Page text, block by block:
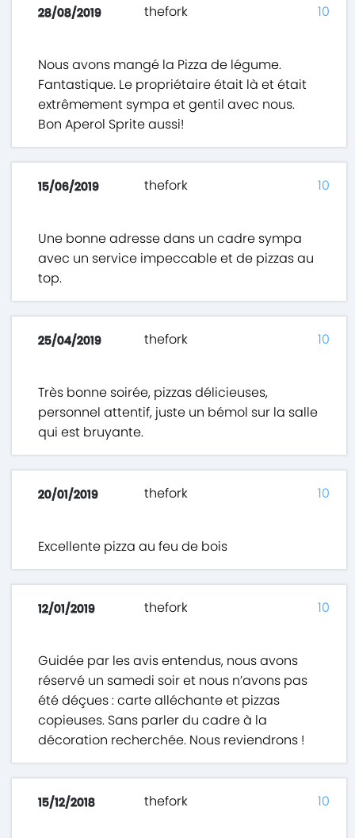
28/08/2019 thefork
Nous avons mangé la Pizza de légume.
Fantastique. Le propriétaire était là et était
extrêmement sympa et gentil avec nous.
Bon Aperol Sprite aussi!
10
15/06/2019 thefork
Une bonne adresse dans un cadre sympa
avec un service impeccable et de pizzas au
top.
10
25/04/2019 thefork
Très bonne soirée, pizzas délicieuses,
personnel attentif, juste un bémol sur la salle
qui est bruyante.
10
20/01/2019 thefork
Excellente pizza au feu de bois
10
12/01/2019 thefork
Guidée par les avis entendus, nous avons
réservé un samedi soir et nous n’avons pas
été déçues : carte alléchante et pizzas
copieuses. Sans parler du cadre à la
décoration recherchée. Nous reviendrons !
10
15/12/2018 thefork 10